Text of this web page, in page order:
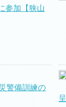
参加【狭山
警備訓練の